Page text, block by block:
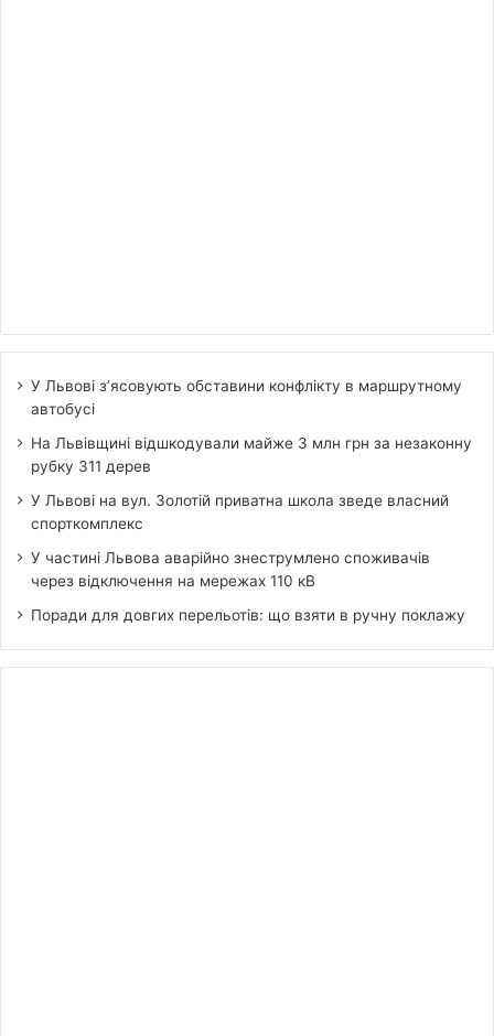
У Львові з’ясовують обставини конфлікту в маршрутному
автобусі
На Львівщині відшкодували майже 3 млн грн за незаконну
рубку 311 дерев
У Львові на вул. Золотій приватна школа зведе власний
спорткомплекс
У частині Львова аварійно знеструмлено споживачів
через відключення на мережах 110 кВ
Поради для довгих перельотів: що взяти в ручну поклажу